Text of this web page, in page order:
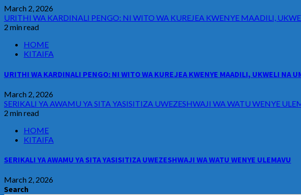
March 2, 2026
URITHI WA KARDINALI PENGO: NI WITO WA KUREJEA KWENYE MAADILI,
2 min read
HOME
KITAIFA
URITHI WA KARDINALI PENGO: NI WITO WA KUREJEA KWENYE MAADILI, UKWELI NA
March 2, 2026
SERIKALI YA AWAMU YA SITA YASISITIZA UWEZESHWAJI WA WATU WENYE
2 min read
HOME
KITAIFA
SERIKALI YA AWAMU YA SITA YASISITIZA UWEZESHWAJI WA WATU WENYE ULEMAVU
March 2, 2026
Search